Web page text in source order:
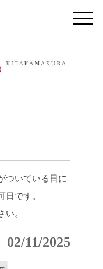
ついている日に
日です。
い。
02/11/2025